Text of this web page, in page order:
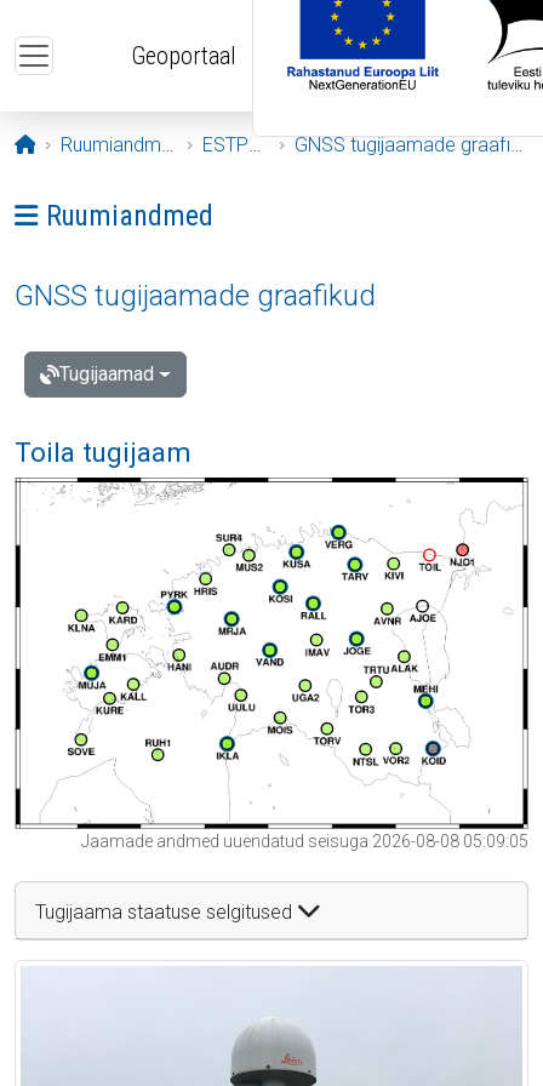
Geoportaal
Avaleht
Ruumiandmed ESTPOS GNSS tugijaamade graafikud
Ava menüü: Ruumiandmed
Ruumiandmed
GNSS tugijaamade graafikud
Tugijaamad
Toila tugijaam
Jaamade andmed uuendatud seisuga 2026-08-08 05:09:05
Tugijaama staatuse selgitused